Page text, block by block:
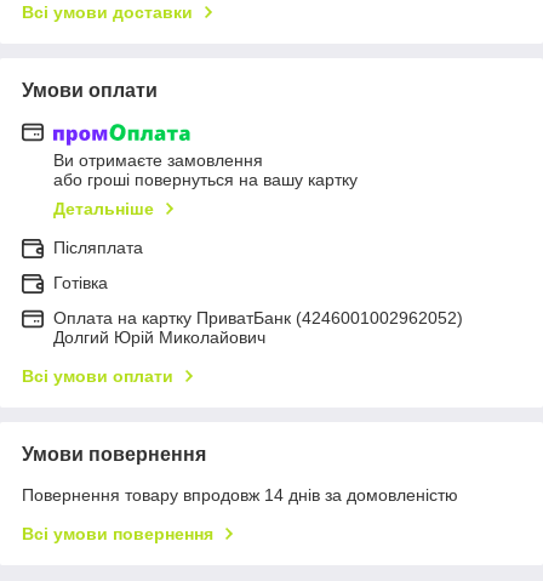
Всі умови доставки
Умови оплати
Ви отримаєте замовлення
або гроші повернуться на вашу картку
Детальніше
Післяплата
Готівка
Оплата на картку ПриватБанк (4246001002962052)
Долгий Юрій Миколайович
Всі умови оплати
Умови повернення
Повернення товару впродовж 14 днів за домовленістю
Всі умови повернення